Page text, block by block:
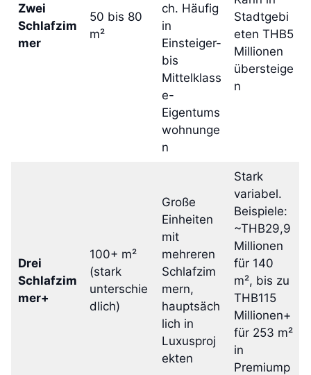
Zwei
Schlafzim
mer
50 bis 80
m²
ch. Häufig
in
Einsteiger-
bis
Mittelklass
e-
Eigentums
wohnunge
n
Stadtgebi
eten THB5
Millionen
übersteige
n
Drei
Schlafzim
mer+
100+ m²
(stark
unterschie
dlich)
Große
Einheiten
mit
mehreren
Schlafzim
mern,
hauptsäch
lich in
Luxusproj
ekten
Stark
variabel.
Beispiele:
~THB29,9
Millionen
für 140
m², bis zu
THB115
Millionen+
für 253 m²
in
Premiump